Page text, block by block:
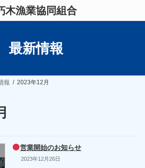
木漁業協同組合
最新情報
報 2023年12月
営業開始のお知らせ
2023年12月26日